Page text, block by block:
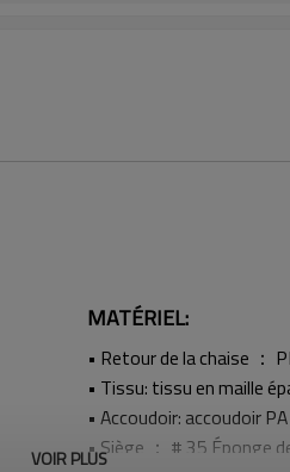
MATÉRIEL:
• Retour de la chaise ：
• Tissu: tissu en maille
• Accoudoir: accoudoir PA
• Siège ： # 35 Éponge
VOIR PLUS